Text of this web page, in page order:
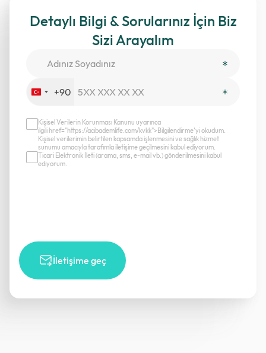
Detaylı Bilgi & Sorularınız İçin Biz
Sizi Arayalım
Turkey
+90
İletişime geç
Kişisel Verilerin Korunması Kanunu uyarınca
ilgili href="https://acibademlife.com/kvkk">Bilgilendirme’yi okudum.
Kişisel verilerimin belirtilen kapsamda işlenmesini ve sağlık hizmet
sunumu amacıyla tarafımla iletişime geçilmesini kabul ediyorum.
Ticari Elektronik İleti (arama, sms, e-mail vb.) gönderilmesini kabul
ediyorum.